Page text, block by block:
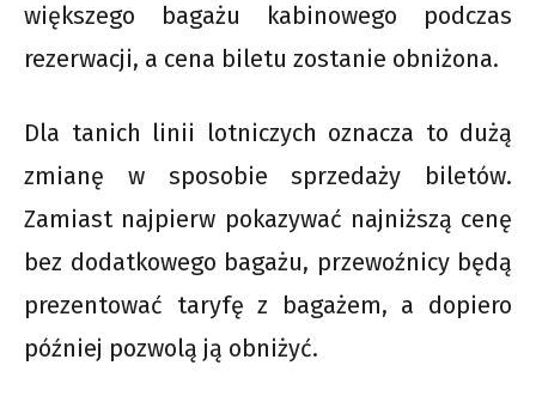
większego bagażu kabinowego podczas
rezerwacji, a cena biletu zostanie obniżona.
Dla tanich linii lotniczych oznacza to dużą
zmianę w sposobie sprzedaży biletów.
Zamiast najpierw pokazywać najniższą cenę
bez dodatkowego bagażu, przewoźnicy będą
prezentować taryfę z bagażem, a dopiero
później pozwolą ją obniżyć.